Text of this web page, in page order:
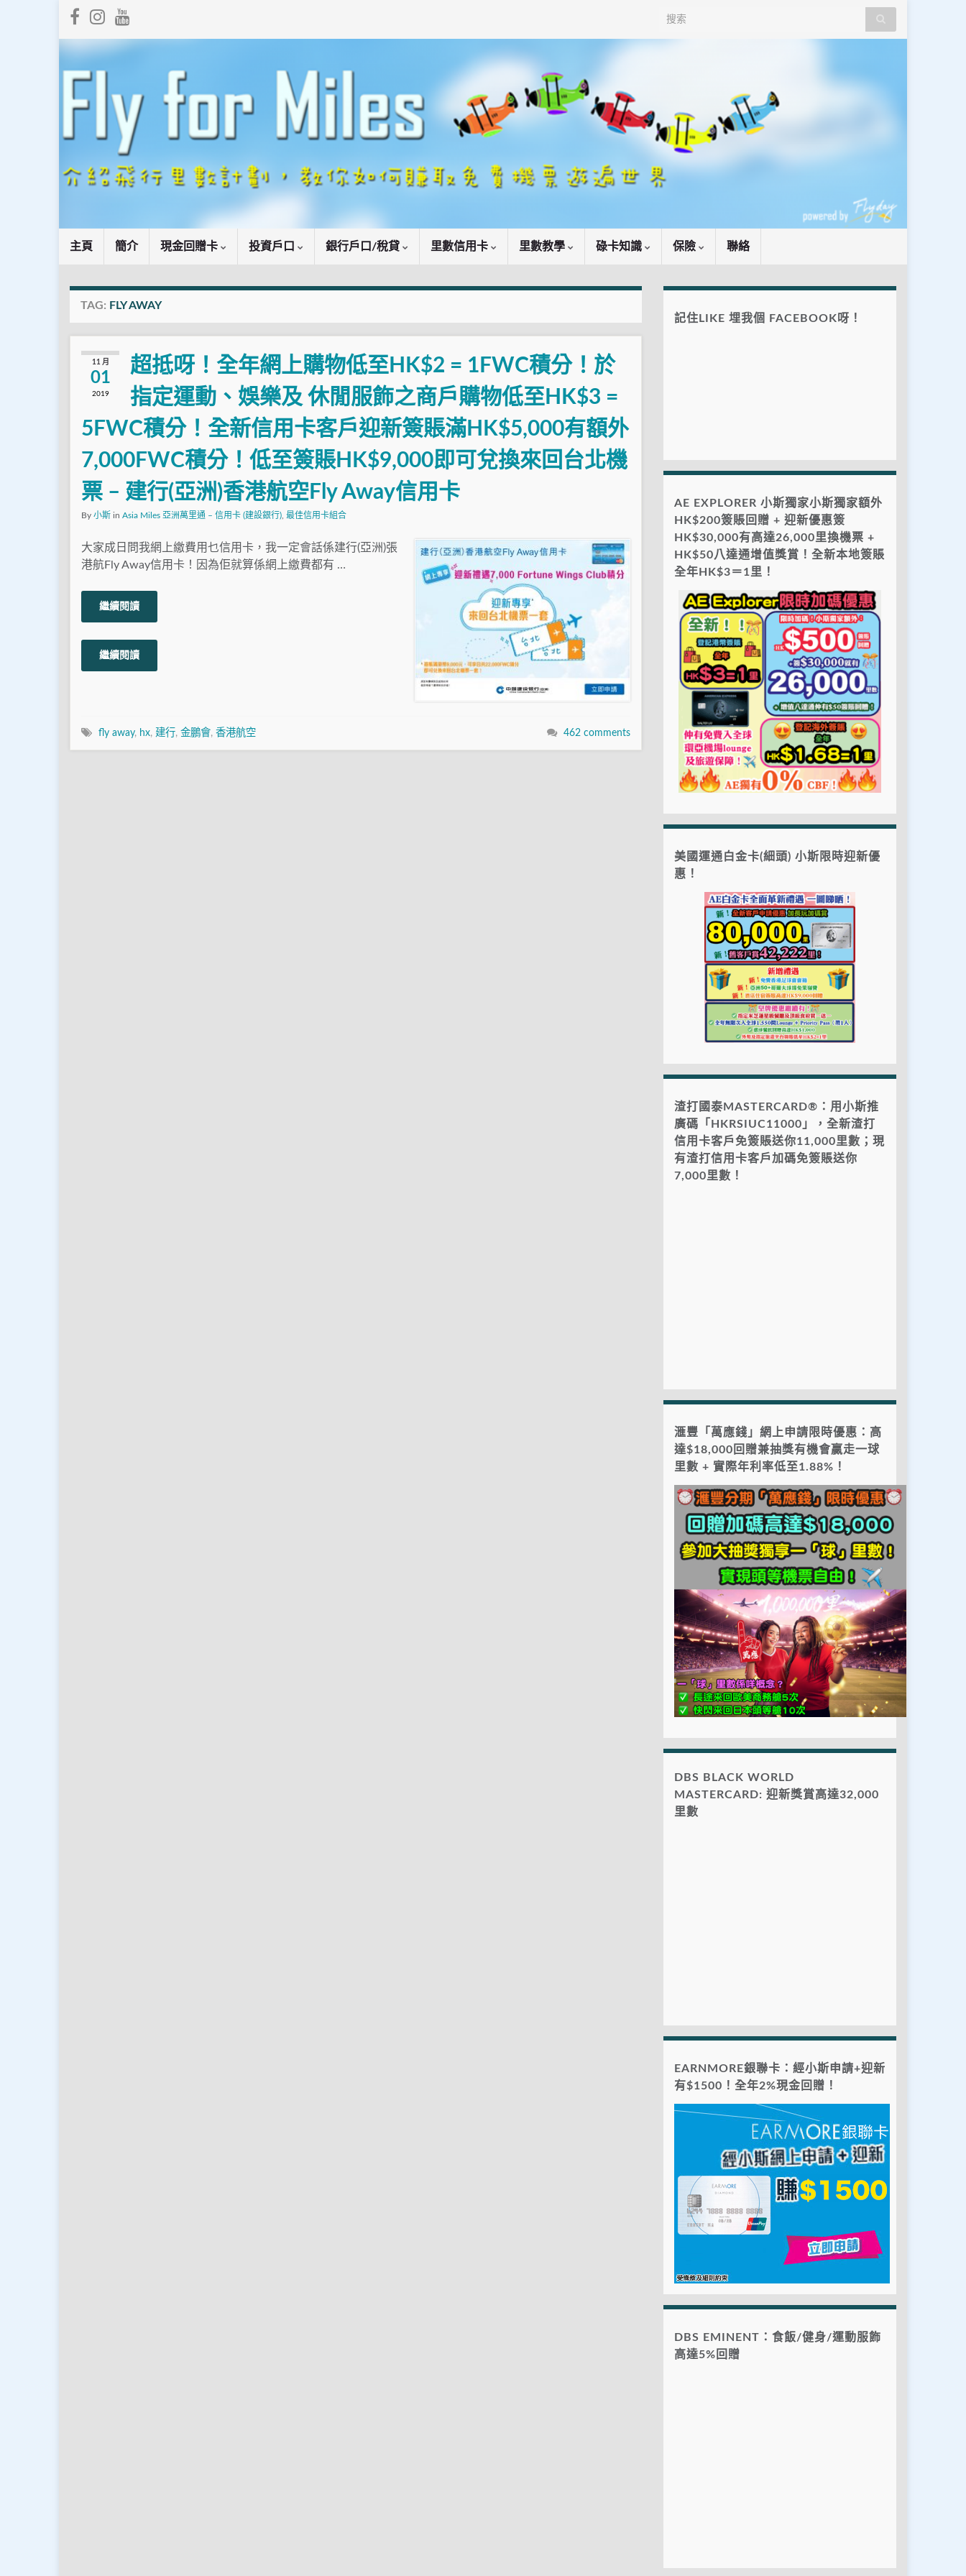
Search for:
主頁 簡介 現金回贈卡 投資戶口 銀行戶口/稅貸 里數信用卡 里數教學 碌卡知識 保險 聯絡
TAG: FLY AWAY
11 月
01
2019
超抵呀！全年網上購物低至HK$2 = 1FWC積分！於
指定運動、娛樂及 休閒服飾之商戶購物低至HK$3 =
5FWC積分！全新信用卡客戶迎新簽賬滿HK$5,000有額外
7,000FWC積分！低至簽賬HK$9,000即可兌換來回台北機
票 – 建行(亞洲)香港航空Fly Away信用卡
By 小斯 in Asia Miles 亞洲萬里通 – 信用卡 (建設銀行) 最佳信用卡組合
大家成日問我網上繳費用乜信用卡，我一定會話係建行(亞洲)張
港航Fly Away信用卡！因為佢就算係網上繳費都有 …
繼續閱讀
繼續閱讀
fly away, hx, 建行, 金鵬會, 香港航空 462 comments
記住LIKE 埋我個 FACEBOOK呀！
AE EXPLORER 小斯獨家小斯獨家額外
HK$200簽賬回贈 + 迎新優惠簽
HK$30,000有高達26,000里換機票 +
HK$50八達通增值獎賞！全新本地簽賬
全年HK$3＝1里！
美國運通白金卡(細頭) 小斯限時迎新優
惠！
渣打國泰MASTERCARD®：用小斯推
廣碼「HKRSIUC11000」，全新渣打
信用卡客戶免簽賬送你11,000里數；現
有渣打信用卡客戶加碼免簽賬送你
7,000里數！
滙豐「萬應錢」網上申請限時優惠：高
達$18,000回贈兼抽獎有機會贏走一球
里數 + 實際年利率低至1.88%！
DBS BLACK WORLD
MASTERCARD: 迎新獎賞高達32,000
里數
EARNMORE銀聯卡：經小斯申請+迎新
有$1500！全年2%現金回贈！
DBS EMINENT：食飯/健身/運動服飾
高達5%回贈